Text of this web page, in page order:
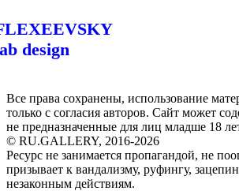
design
Все права сохранены, использование
только с согласия авторов. Сайт может
не предназначенные для лиц младше 18
© RU.GALLERY, 2016-2026
Ресурс не занимается пропагандой, не
призывает к вандализму, руфингу,
незаконным действиям.